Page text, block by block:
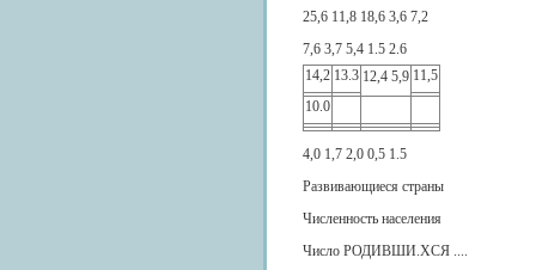
25,6 11,8 18,6 3,6 7,2
7,6 3,7 5,4 1.5 2.6
14,2 13.3 12,4 5,9 11,5
10.0
4,0 1,7 2,0 0,5 1.5
Развивающиеся страны
Численность населения
Число РОДИВШИ.ХСЯ ....